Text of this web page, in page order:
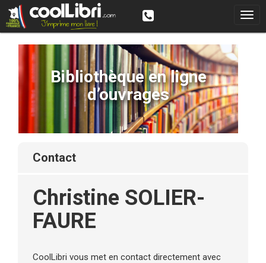
Bibliothèque en ligne
d’ouvrages
contact
Christine SOLIER-
FAURE
CoolLibri vous met en contact directement avec